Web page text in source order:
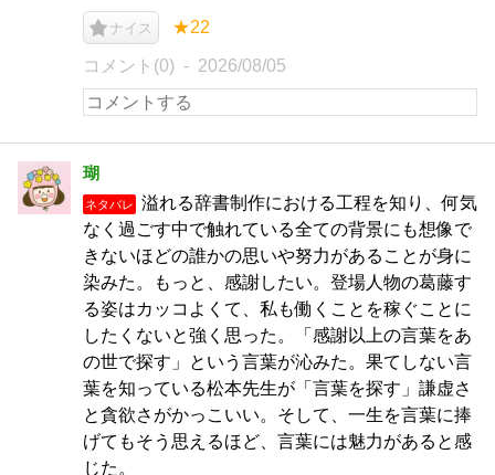
ナイス ★22
コメント(0) 2026/08/05
瑚
ネタバレ
溢れる辞書制作における工程を知り、何気
なく過ごす中で触れている全ての背景にも想像で
きないほどの誰かの思いや努力があることが身に
染みた。もっと、感謝したい。登場人物の葛藤す
る姿はカッコよくて、私も働くことを稼ぐことに
したくないと強く思った。「感謝以上の言葉をあ
の世で探す」という言葉が沁みた。果てしない言
葉を知っている松本先生が「言葉を探す」謙虚さ
と貪欲さがかっこいい。そして、一生を言葉に捧
げてもそう思えるほど、言葉には魅力があると感
じた。